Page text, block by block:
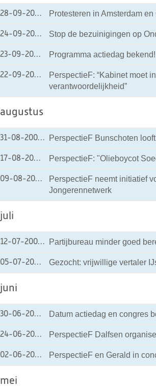
28-09-2004 28-09-2004 00:00
Protesteren in Amsterdam
24-09-2004 24-09-2004 00:00
Stop de bezuinigingen op
23-09-2004 23-09-2004 00:00
Programma actiedag bekend!
22-09-2004 22-09-2004 00:00
PerspectieF: “Kabinet moet
verantwoordelijkheid”
augustus
31-08-200431-08-2004 00:00
PerspectieF Bunschoten
17-08-2004 17-08-2004 00:00
PerspectieF: "Olieboycot
09-08-2004 09-08-2004 00:00
PerspectieF neemt initiatief
Jongerennetwerk
juli
12-07-200412-07-2004 00:00
Partijbureau minder goed
05-07-2004 05-07-2004 00:00
Gezocht: vrijwillige vertaler
juni
30-06-2004 30-06-2004 00:00
Datum actiedag en congres
24-06-2004 24-06-2004 00:00
PerspectieF Dalfsen
02-06-2004 02-06-2004 00:00
PerspectieF en Gerald in
mei